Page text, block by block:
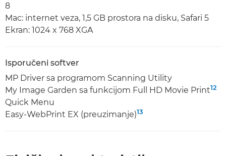
8
Mac: internet veza, 1,5 GB prostora na disku, Safari 5
Ekran: 1024 x 768 XGA
Isporučeni softver
MP Driver sa programom Scanning Utility
My Image Garden sa funkcijom Full HD Movie Print12
Quick Menu
Easy-WebPrint EX (preuzimanje)13